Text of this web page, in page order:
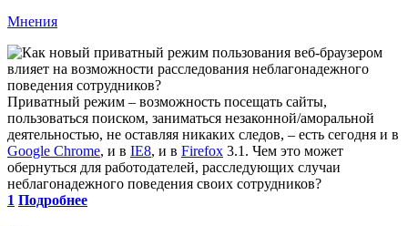
Мнения
Приватный режим – возможность посещать сайты,
пользоваться поиском, заниматься незаконной/аморальной
деятельностью, не оставляя никаких следов, – есть сегодня и в
Google Chrome, и в IE8, и в Firefox 3.1. Чем это может
обернуться для работодателей, расследующих случаи
неблагонадежного поведения своих сотрудников?
1 Подробнее